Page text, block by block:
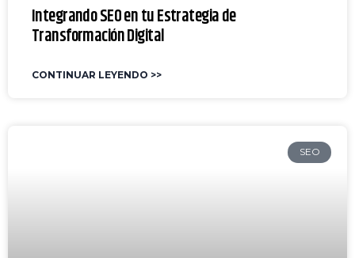
Integrando SEO en tu Estrategia de
Transformación Digital
CONTINUAR LEYENDO >>
SEO​​